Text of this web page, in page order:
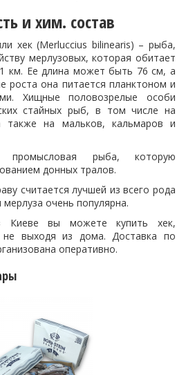
и хим. состав
хек(Merluccius bilinearis) – рыба,
мерлузовых, которая обитает
км. Ее длина может быть 76 см, а
роста она питается планктоном и
Хищные половозрелые особи
стайных рыб, в том числе на
также на мальков, кальмаров и
рыба, которую
донных тралов.
считается лучшей из всего рода
очень популярна.
Киеве вы можете купить хек,
выходя из дома. Доставка по
оперативно.